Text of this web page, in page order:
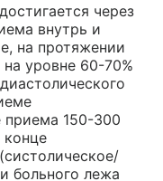
через
внутрь и
на протяжении
уровне 60-70%
приема 150-300
конце
больного лежа